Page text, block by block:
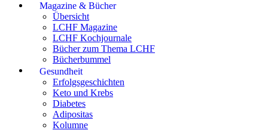
Magazine & Bücher
Übersicht
LCHF Magazine
LCHF Kochjournale
Bücher zum Thema LCHF
Bücherbummel
Gesundheit
Erfolgsgeschichten
Keto und Krebs
Diabetes
Adipositas
Kolumne